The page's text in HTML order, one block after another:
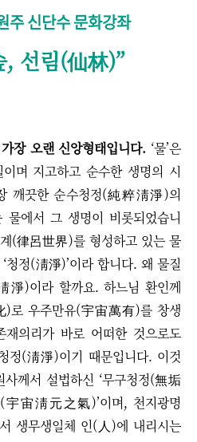
주 신단수 문화강좌
, 선림(仙林)”
장 오랜 신앙형태입니다. ‘물’은
며 지고하고 순수한 생명의 시
깨끗한 순수청정(純粹淸淨)의
물에서 그 생명이 비롯되었습니
(律呂世界)를 형성하고 있는 물
청정(淸淨)’이라 합니다. 왜 물질
淨)이라 할까요. 하느님 환인께
로 우주만유(宇宙萬有)를 창생
의리가 바로 어떠한 것으로도
정(淸淨)이기 때문입니다. 이것
께서 설법하신 ‘무구청정(無垢
(宇宙淸元之氣)’이며, 천지광명
생무생일체 인(人)에 내리시는